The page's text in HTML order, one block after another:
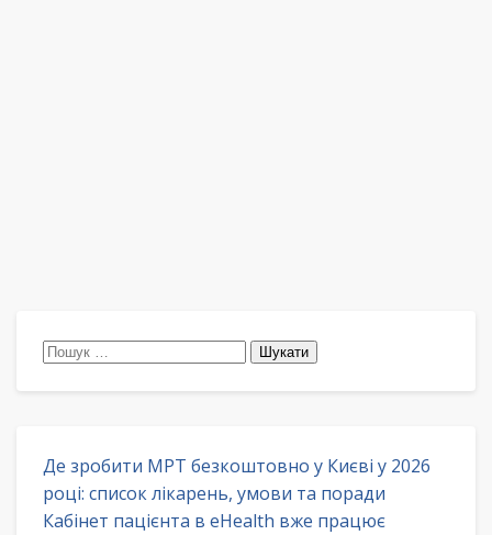
Пошук:
Де зробити МРТ безкоштовно у Києві у 2026
році: список лікарень, умови та поради
Кабінет пацієнта в eHealth вже працює